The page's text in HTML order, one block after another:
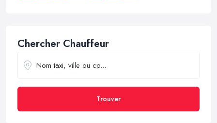
Chercher Chauffeur
Trouver